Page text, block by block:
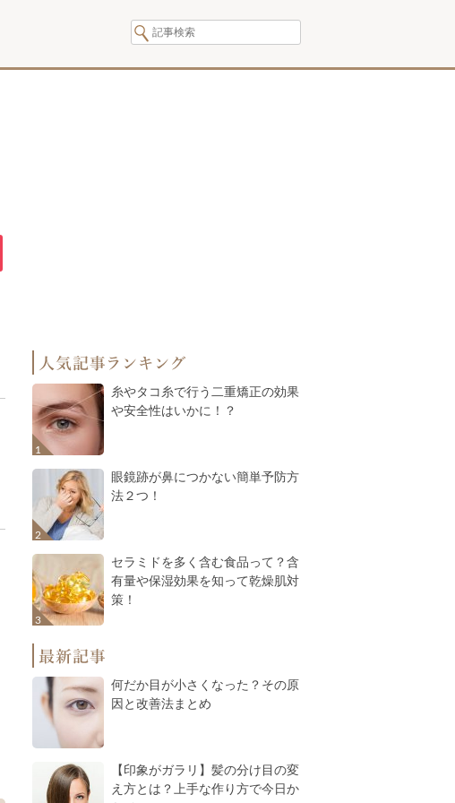
糸やタコ糸で行う二重矯正の効果
や安全性はいかに！？
眼鏡跡が鼻につかない簡単予防方
法２つ！
セラミドを多く含む食品って？含
有量や保湿効果を知って乾燥肌対
策！
何だか目が小さくなった？その原
因と改善法まとめ
【印象がガラリ】髪の分け目の変
え方とは？上手な作り方で今日か